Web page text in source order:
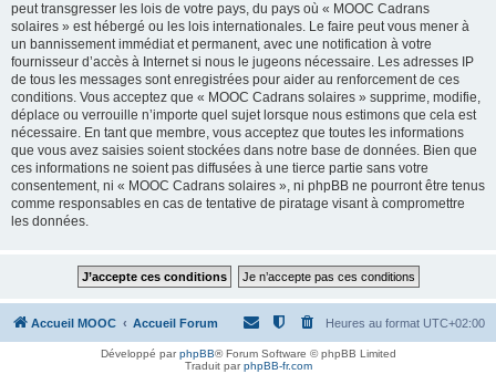
peut transgresser les lois de votre pays, du pays où « MOOC Cadrans
solaires » est hébergé ou les lois internationales. Le faire peut vous mener à
un bannissement immédiat et permanent, avec une notification à votre
fournisseur d’accès à Internet si nous le jugeons nécessaire. Les adresses IP
de tous les messages sont enregistrées pour aider au renforcement de ces
conditions. Vous acceptez que « MOOC Cadrans solaires » supprime, modifie,
déplace ou verrouille n’importe quel sujet lorsque nous estimons que cela est
nécessaire. En tant que membre, vous acceptez que toutes les informations
que vous avez saisies soient stockées dans notre base de données. Bien que
ces informations ne soient pas diffusées à une tierce partie sans votre
consentement, ni « MOOC Cadrans solaires », ni phpBB ne pourront être tenus
comme responsables en cas de tentative de piratage visant à compromettre
les données.
Accueil MOOC Accueil Forum Heures au format UTC+02:00
Développé parphpBB® Forum Software © phpBB Limited
Traduit parphpBB-fr.com